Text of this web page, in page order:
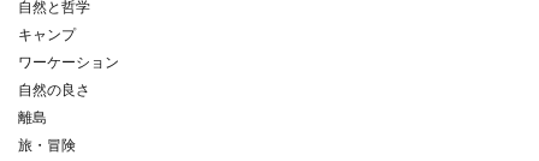
自然と哲学
キャンプ
ワーケーション
自然の良さ
離島
旅・冒険